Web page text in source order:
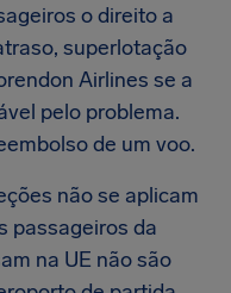
o direito a
superlotação
Airlines se a
pelo problema.
de um voo.
não se aplicam
passageiros da
na UE não são